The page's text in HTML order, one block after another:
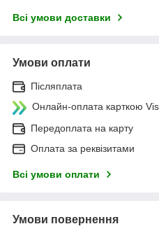
Всі умови доставки
Умови оплати
Післяплата
Онлайн-оплата карткою
Передоплата на карту
Оплата за реквізитами
Всі умови оплати
Умови повернення